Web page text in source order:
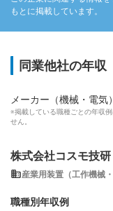
もとに掲載しています。
同業他社の年収
メーカー（機械・電気
※掲載している職種ごとの年収
せん。
株式会社コスモ技研
産業用装置（工作機械
職種別年収例